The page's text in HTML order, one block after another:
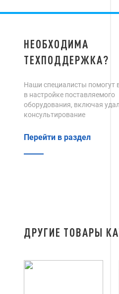
НЕОБХОДИМА
ТЕХПОДДЕРЖКА?
Наши специалисты помогут
в настройке поставляемого
оборудования, включая
консультирование
Перейти в раздел
ДРУГИЕ ТОВАРЫ